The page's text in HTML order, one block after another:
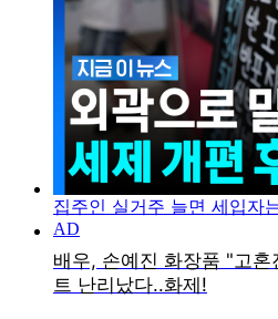
집주인 실거주 늘면 세입자